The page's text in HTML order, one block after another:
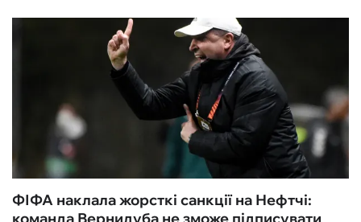
ФІФА наклала жорсткі санкції на Нефтчі: